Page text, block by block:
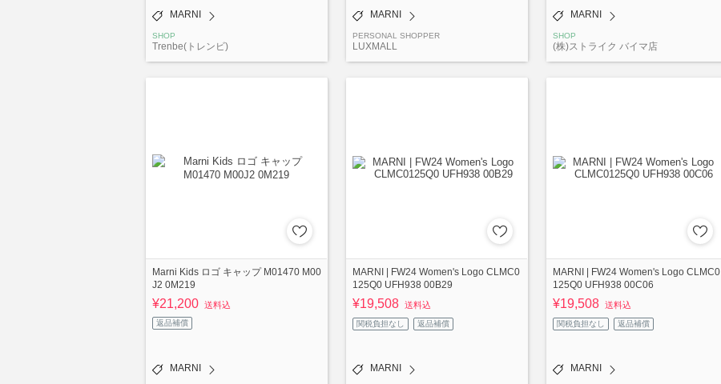
MARNI
SHOP
Trenbe(トレンビ)
MARNI
PERSONAL SHOPPER
LUXMALL
MARNI
SHOP
(株)ストライク バイマ店
Marni Kids ロゴ キャップ M01470 M00
J2 0M219
¥21,200 送料込
返品補償
MARNI
MARNI | FW24 Women's Logo CLMC0
125Q0 UFH938 00B29
¥19,508 送料込
関税負担なし 返品補償
MARNI
MARNI | FW24 Women's Logo CLMC0
125Q0 UFH938 00C06
¥19,508 送料込
関税負担なし 返品補償
MARNI